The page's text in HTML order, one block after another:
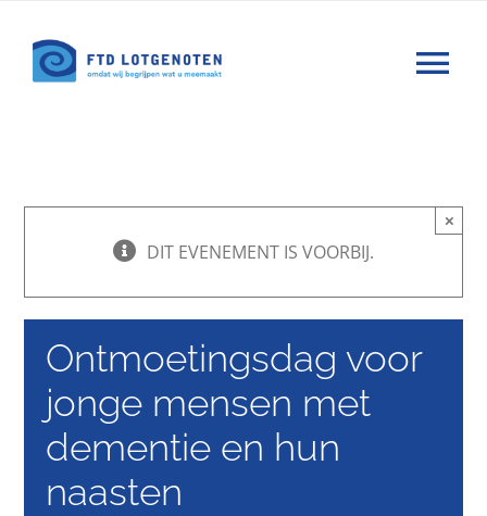
naar
inhoud
Nieuws
Agenda
Forums
DIT EVENEMENT IS VOORBIJ.
×
Ontmoetingsdag voor
jonge mensen met
dementie en hun
naasten